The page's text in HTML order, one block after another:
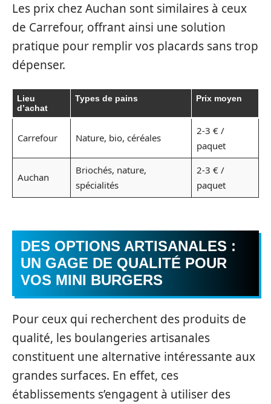
Les prix chez Auchan sont similaires à ceux
de Carrefour, offrant ainsi une solution
pratique pour remplir vos placards sans trop
dépenser.
Lieu
d’achat
Types de pains Prix moyen
Carrefour Nature, bio, céréales
2-3 € /
paquet
Auchan
Briochés, nature,
spécialités
2-3 € /
paquet
DES OPTIONS ARTISANALES :
UN GAGE DE QUALITÉ POUR
VOS MINI BURGERS
Pour ceux qui recherchent des produits de
qualité, les boulangeries artisanales
constituent une alternative intéressante aux
grandes surfaces. En effet, ces
établissements s’engagent à utiliser des